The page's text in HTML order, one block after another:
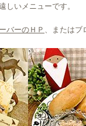
しいメニューです。
バーのＨＰ 、またはブ